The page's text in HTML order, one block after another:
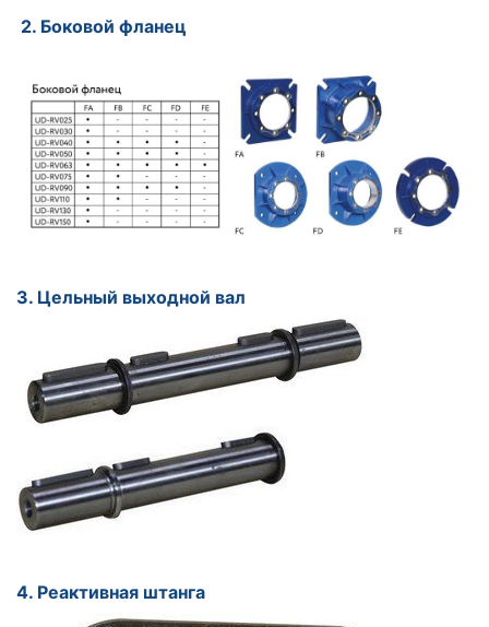
2. Боковой фланец
3. Цельный выходной вал
4. Реактивная штанга